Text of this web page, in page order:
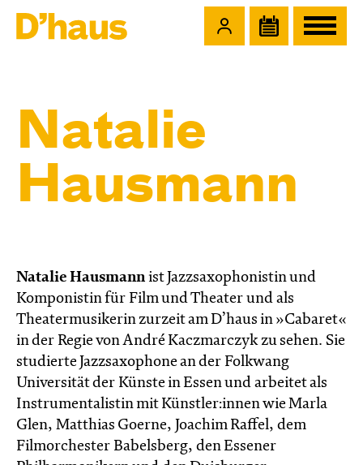
Natalie
Hausmann
Natalie Hausmann ist Jazzsaxophonistin und
Komponistin für Film und Theater und als
Theatermusikerin zurzeit am D’haus in »Cabaret«
in der Regie von André Kaczmarczyk zu sehen. Sie
studierte Jazzsaxophone an der Folkwang
Universität der Künste in Essen und arbeitet als
Instrumentalistin mit Künstler:innen wie Marla
Glen, Matthias Goerne, Joachim Raffel, dem
Filmorchester Babelsberg, den Essener